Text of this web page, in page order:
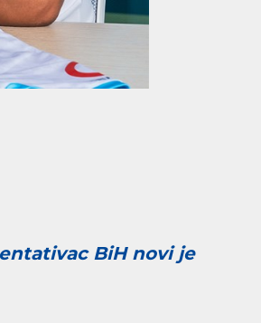
BiH novi je